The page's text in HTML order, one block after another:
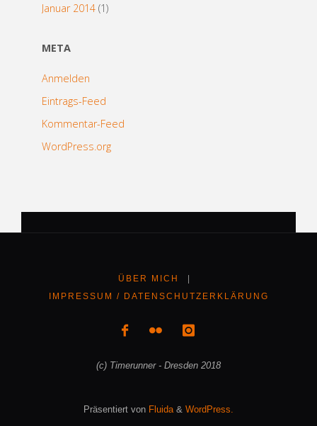
Januar 2014(1)
META
Anmelden
Eintrags-Feed
Kommentar-Feed
WordPress.org
ÜBER MICH
IMPRESSUM / DATENSCHUTZERKLÄRUNG
(c) Timerunner - Dresden 2018
Präsentiert von Fluida & WordPress.